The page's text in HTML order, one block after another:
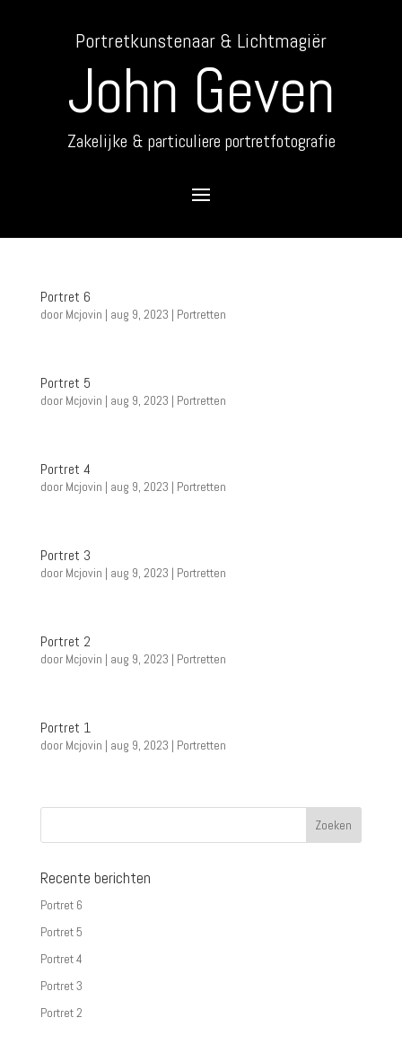
Portretkunstenaar & Lichtmagiër
John Geven
Zakelijke & particuliere portretfotografie
Portret 6
door Mcjovin | aug 9, 2023 | Portretten
Portret 5
door Mcjovin | aug 9, 2023 | Portretten
Portret 4
door Mcjovin | aug 9, 2023 | Portretten
Portret 3
door Mcjovin | aug 9, 2023 | Portretten
Portret 2
door Mcjovin | aug 9, 2023 | Portretten
Portret 1
door Mcjovin | aug 9, 2023 | Portretten
Recente berichten
Portret 6
Portret 5
Portret 4
Portret 3
Portret 2